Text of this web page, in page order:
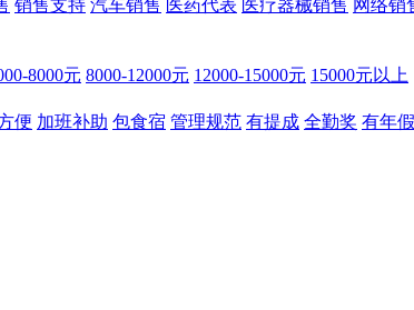
销售支持 汽车销售 医药代表 医疗器械销售 网络销
8000元 8000-12000元 12000-15000元 15000元以上
便 加班补助 包食宿 管理规范 有提成 全勤奖 有年假